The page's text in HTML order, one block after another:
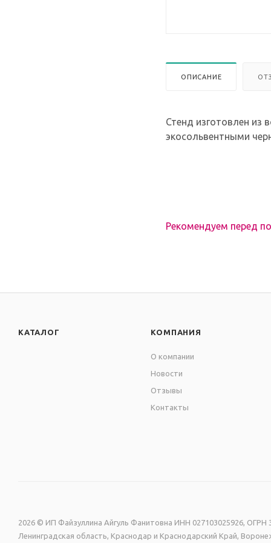
ОПИСАНИЕ
Стенд изготовлен из
экосольвентными
Рекомендуем перед
КАТАЛОГ КОМПАНИЯ
О компании
Новости
Отзывы
Контакты
2026 © ИП Файзуллина Айгуль Фанитовна ИНН 027103025926,
Ленинградская область, Краснодар и Краснодарский Край,